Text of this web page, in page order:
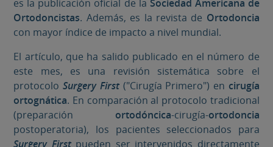
es la publicación oficial de la Sociedad Americana de
Ortodoncistas. Además, es la revista de Ortodoncia
con mayor índice de impacto a nivel mundial.
El artículo, que ha salido publicado en el número de
este mes, es una revisión sistemática sobre el
protocolo Surgery First ("Cirugía Primero") en cirugía
ortognática. En comparación al protocolo tradicional
(preparación ortodóncica-cirugía-ortodoncia
postoperatoria), los pacientes seleccionados para
Surgery First pueden ser intervenidos directamente